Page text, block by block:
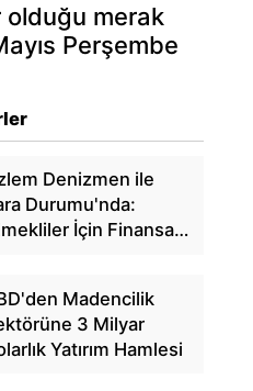
olduğu merak
Perşembe
Denizmen ile
Durumu'nda:
İçin Finansal
Madencilik
3 Milyar
Yatırım Hamlesi